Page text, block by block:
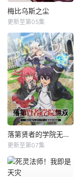
梅比乌斯之尘
更新至第05集
落第贤者的学院无双第二回转生，S等级作弊魔术师冒险记
更新至第07集